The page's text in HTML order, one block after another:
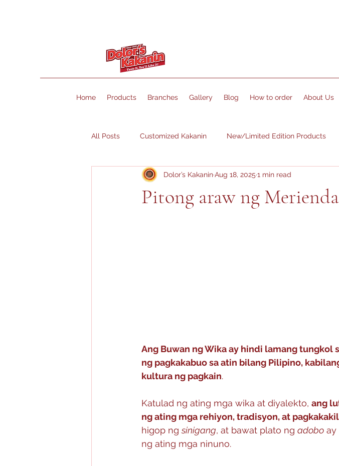
Home Products Branches Gallery Blog How to order About Us
All Posts Customized Kakanin New/Limited Edition Products
Pitong araw ng Merienda
Dolor’s KakaninAug 18, 2025 1 min read
Ang Buwan ng Wika ay hindi lamang
ng pagkakabuo sa atin bilang Pilipino,
kultura ng pagkain.
Katulad ng ating mga wika at diyalekto, ang
ng ating mga rehiyon, tradisyon, at
higop ng sinigang, at bawat plato ng adobo ay
ng ating mga ninuno.